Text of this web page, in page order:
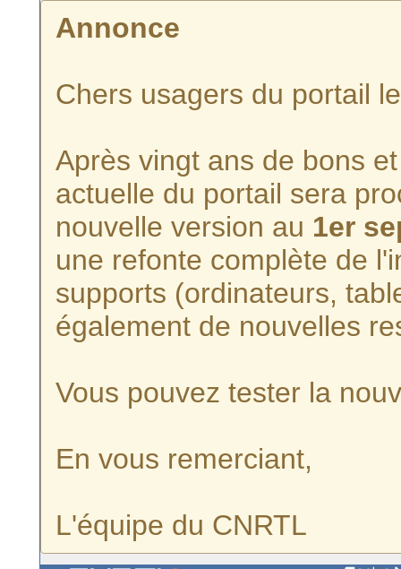
Annonce
Chers usagers du portail
Après vingt ans de bons
actuelle du portail sera
nouvelle version au 1er
une refonte complète de
supports (ordinateurs,
également de nouvelles
Vous pouvez tester la
En vous remerciant,
L'équipe du CNRTL